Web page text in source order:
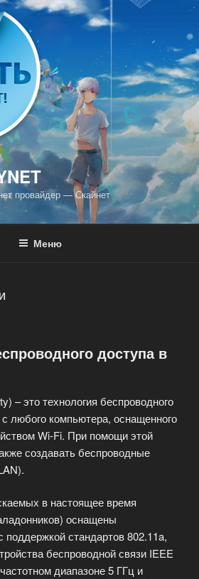
провайдер — Скайнет
Меню
доступа в
– это технология беспроводного
любого компьютера, оснащенного
Wi-Fi. При помощи этой
создавать беспроводные
в настоящее время
оснащены
стандартов 802.11a,
беспроводной связи IEEE
диапазоне 5 ГГц и